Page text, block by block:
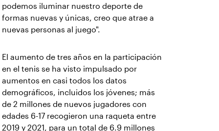
podemos iluminar nuestro deporte de
formas nuevas y únicas, creo que atrae a
nuevas personas al juego".
El aumento de tres años en la participación
en el tenis se ha visto impulsado por
aumentos en casi todos los datos
demográficos, incluidos los jóvenes; más
de 2 millones de nuevos jugadores con
edades 6-17 recogieron una raqueta entre
2019 y 2021, para un total de 6.9 millones